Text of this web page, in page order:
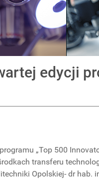
edycji
„Top 500
transferu
Opolskiej- dr hab.